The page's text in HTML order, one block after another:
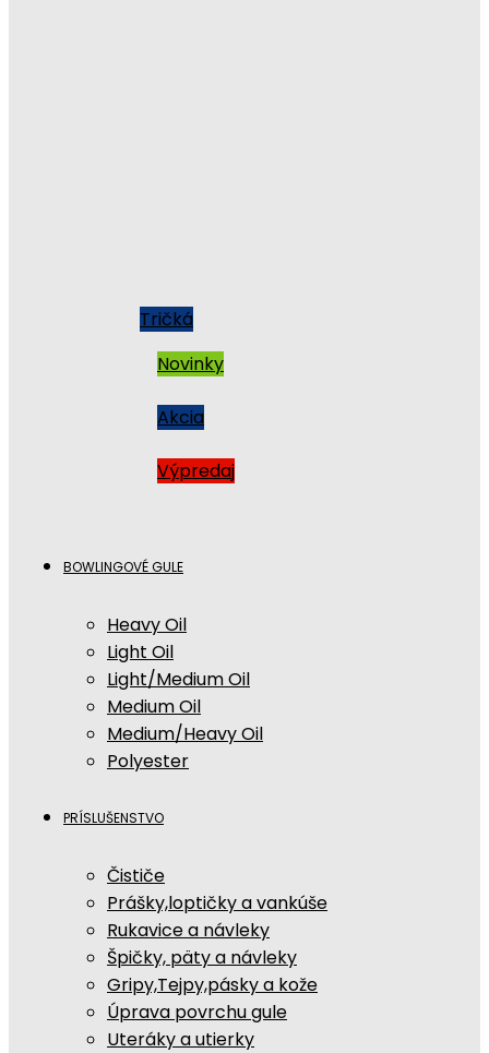
Tričká
Novinky
Akcia
Výpredaj
BOWLINGOVÉ GULE
Heavy Oil
Light Oil
Light/Medium Oil
Medium Oil
Medium/Heavy Oil
Polyester
PRÍSLUŠENSTVO
Čističe
Prášky,loptičky a vankúše
Rukavice a návleky
Špičky, päty a návleky
Gripy,Tejpy,pásky a kože
Úprava povrchu gule
Uteráky a utierky